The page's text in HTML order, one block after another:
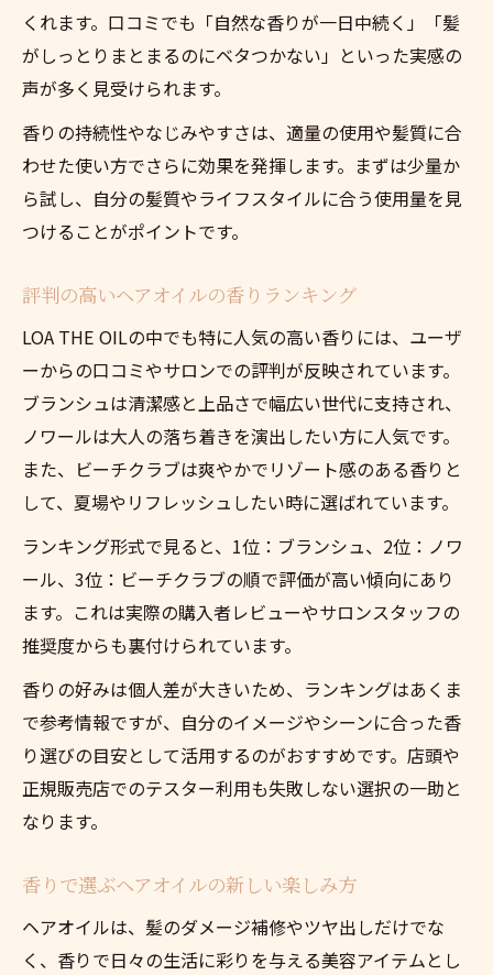
くれます。口コミでも「自然な香りが一日中続く」「髪
がしっとりまとまるのにベタつかない」といった実感の
声が多く見受けられます。
香りの持続性やなじみやすさは、適量の使用や髪質に合
わせた使い方でさらに効果を発揮します。まずは少量か
ら試し、自分の髪質やライフスタイルに合う使用量を見
つけることがポイントです。
評判の高いヘアオイルの香りランキング
LOA THE OILの中でも特に人気の高い香りには、ユーザ
ーからの口コミやサロンでの評判が反映されています。
ブランシュは清潔感と上品さで幅広い世代に支持され、
ノワールは大人の落ち着きを演出したい方に人気です。
また、ビーチクラブは爽やかでリゾート感のある香りと
して、夏場やリフレッシュしたい時に選ばれています。
ランキング形式で見ると、1位：ブランシュ、2位：ノワ
ール、3位：ビーチクラブの順で評価が高い傾向にあり
ます。これは実際の購入者レビューやサロンスタッフの
推奨度からも裏付けられています。
香りの好みは個人差が大きいため、ランキングはあくま
で参考情報ですが、自分のイメージやシーンに合った香
り選びの目安として活用するのがおすすめです。店頭や
正規販売店でのテスター利用も失敗しない選択の一助と
なります。
香りで選ぶヘアオイルの新しい楽しみ方
ヘアオイルは、髪のダメージ補修やツヤ出しだけでな
く、香りで日々の生活に彩りを与える美容アイテムとし